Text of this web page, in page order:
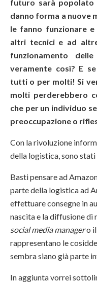
futuro sarà popolato
danno forma a nuove
le fanno funzionare
altri tecnici e ad
funzionamento
veramente così? E
tutti o per molti! Si
molti perderebbero
che per un individuo
preoccupazione o
Con la rivoluzione
della logistica, sono
Basti pensare ad
parte della logistica ad
effettuare consegne in
nascita e la diffusione di
social media managero il
rappresentano le
sembra siano già parte
In aggiunta vorrei